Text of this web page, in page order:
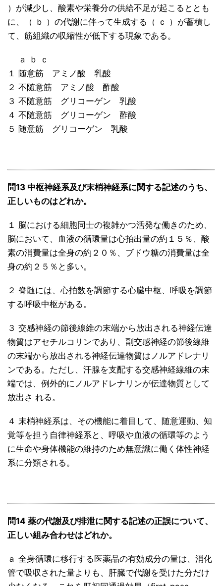
）が減少し、酸素や栄養分の供給不足が起こるととも
に、（ ｂ ）の代謝に伴って生成する（ ｃ ）が蓄積し
て、筋組織の収縮性が低下する現象である。
ａ ｂ ｃ
１ 随意筋 アミノ酸 乳酸
２ 不随意筋 アミノ酸 酢酸
３ 不随意筋 グリコーゲン 乳酸
４ 不随意筋 グリコーゲン 酢酸
５ 随意筋 グリコーゲン 乳酸
問13 中枢神経系及び末梢神経系に関する記述のうち、
正しいものはどれか。
１ 脳における細胞同士の複雑かつ活発な働きのため、
脳において、血液の循環量は心拍出量の約１５％、酸
素の消費量は全身の約２０％、ブドウ糖の消費量は全
身の約２５％と多い。
２ 脊髄には、心拍数を調節する心臓中枢、呼吸を調節
する呼吸中枢がある。
３ 交感神経の節後線維の末端から放出される神経伝達
物質はアセチルコリンであり、副交感神経の節後線維
の末端から放出される神経伝達物質はノルアドレナリ
ンである。ただし、汗腺を支配する交感神経線維の末
端では、例外的にノルアドレナリンが伝達物質として
放出さ れる。
４ 末梢神経系は、その機能に着目して、随意運動、知
覚等を担う自律神経系と、呼吸や血液の循環等のよう
に生命や身体機能の維持のため無意識に働く体性神経
系に分類される。
問14 薬の代謝及び排泄に関する記述の正誤について、
正しい組み合わせはどれか。
ａ 全身循環に移行する医薬品の有効成分の量は、消化
管で吸収された量よりも、肝臓で代謝を受けた分だけ